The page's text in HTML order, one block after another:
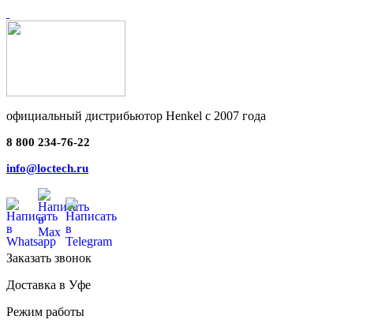
официальный дистрибьютор Henkel с 2007 года
8 800 234-76-22
info@loctech.ru
Заказать звонок
Доставка в Уфе
Режим работы